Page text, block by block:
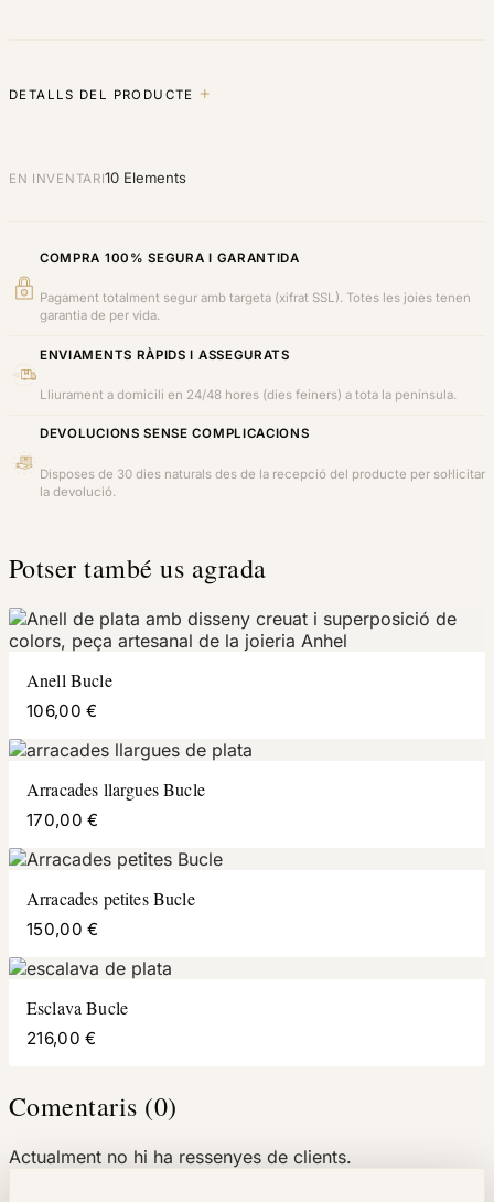
DETALLS DEL PRODUCTE
EN INVENTARI10 Elements
COMPRA 100% SEGURA I GARANTIDA
Pagament totalment segur amb targeta (xifrat SSL). Totes les joies tenen
garantia de per vida.
ENVIAMENTS RÀPIDS I ASSEGURATS
Lliurament a domicili en 24/48 hores (dies feiners) a tota la península.
DEVOLUCIONS SENSE COMPLICACIONS
Disposes de 30 dies naturals des de la recepció del producte per sol·licitar
la devolució.
Potser també us agrada
Anell Bucle
106,00 €
Arracades llargues Bucle
170,00 €
Arracades petites Bucle
150,00 €
Esclava Bucle
216,00 €
Comentaris (0)
Actualment no hi ha ressenyes de clients.